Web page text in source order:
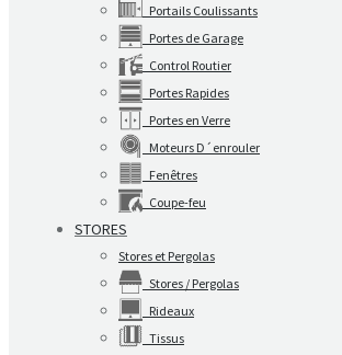
Portails Coulissants
Portes de Garage
Control Routier
Portes Rapides
Portes en Verre
Moteurs D´enrouler
Fenêtres
Coupe-feu
STORES
Stores et Pergolas
Stores / Pergolas
Rideaux
Tissus